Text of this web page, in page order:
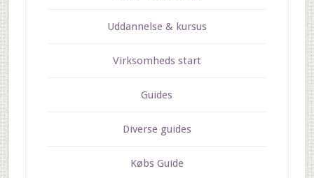
Uddannelse & kursus
Virksomheds start
Guides
Diverse guides
Købs Guide